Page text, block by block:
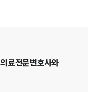
의료전문변호사와